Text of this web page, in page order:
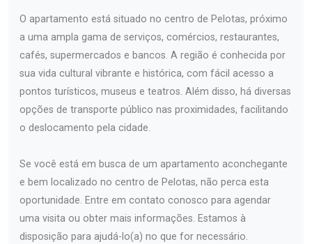
O apartamento está situado no centro de Pelotas, próximo
a uma ampla gama de serviços, comércios, restaurantes,
cafés, supermercados e bancos. A região é conhecida por
sua vida cultural vibrante e histórica, com fácil acesso a
pontos turísticos, museus e teatros. Além disso, há diversas
opções de transporte público nas proximidades, facilitando
o deslocamento pela cidade.
Se você está em busca de um apartamento aconchegante
e bem localizado no centro de Pelotas, não perca esta
oportunidade. Entre em contato conosco para agendar
uma visita ou obter mais informações. Estamos à
disposição para ajudá-lo(a) no que for necessário.